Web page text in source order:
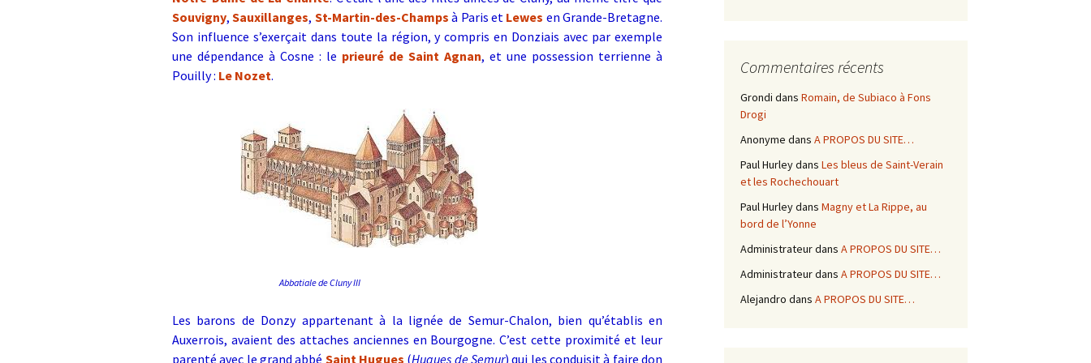
Souvigny,Sauxillanges, St-Martin-des-Champs à Paris et Lewes en Grande-Bretagne.
Son influence s’exerçait dans toute la région, y compris en Donziais avec par exemple
une dépendance à Cosne : le prieuré de Saint Agnan, et une possession terrienne à
Pouilly : Le Nozet.
Abbatiale de Cluny III
Les barons de Donzy appartenant à la lignée de Semur-Chalon, bien qu’établis en
Auxerrois, avaient des attaches anciennes en Bourgogne. C’est cette proximité et leur
parenté avec le grand abbé Saint Hugues (Hugues de Semur) qui les conduisit à faire don
Commentaires récents
Grondi dans Romain, de Subiaco à Fons
Drogi
Anonyme dans A PROPOS DU SITE…
Paul Hurleydans Les bleus de Saint-Verain
et les Rochechouart
Paul Hurleydans Magny et La Rippe, au
bord de l’Yonne
Administrateurdans A PROPOS DU SITE…
Administrateurdans A PROPOS DU SITE…
Alejandro dans A PROPOS DU SITE…